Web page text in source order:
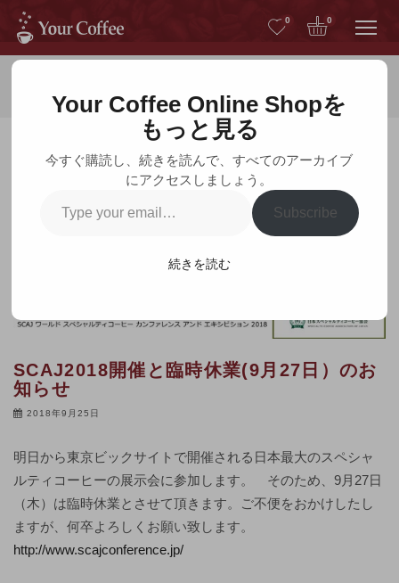
0 0
SCAJ2018開催と臨時休業(9月27日）のお
知らせ
2018年9月25日
明日から東京ビックサイトで開催される日本最大のスペシャ
ルティコーヒーの展示会に参加します。 そのため、9月27日
（木）は臨時休業とさせて頂きます。ご不便をおかけしたし
ますが、何卒よろしくお願い致します。
http://www.scajconference.jp/
Your Coffee Online Shopを
もっと見る
今すぐ購読し、続きを読んで、すべてのアーカイブ
にアクセスしましょう。
Subscribe
続きを読む